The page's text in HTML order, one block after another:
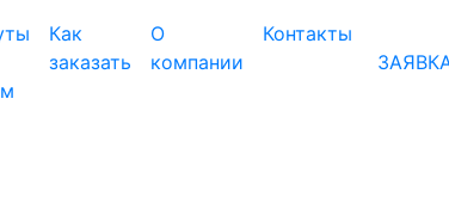
Как
заказать
О
компании
Контакты